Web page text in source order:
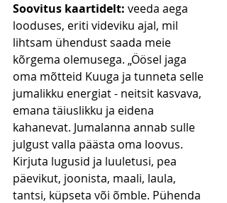
Soovitus kaartidelt: veeda aega
looduses, eriti videviku ajal, mil
lihtsam ühendust saada meie
kõrgema olemusega. „Öösel jaga
oma mõtteid Kuuga ja tunneta selle
jumalikku energiat - neitsit kasvava,
emana täiuslikku ja eidena
kahanevat. Jumalanna annab sulle
julgust valla päästa oma loovus.
Kirjuta lugusid ja luuletusi, pea
päevikut, joonista, maali, laula,
tantsi, küpseta või õmble. Pühenda